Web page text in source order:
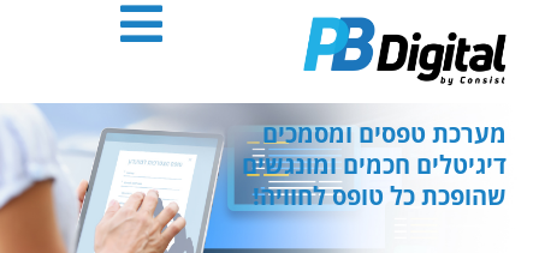
אנטר
מערכת טפסים ומסמכים
דיגיטלים חכמים ומונגשים
שהופכת כל טופס לחוויה!